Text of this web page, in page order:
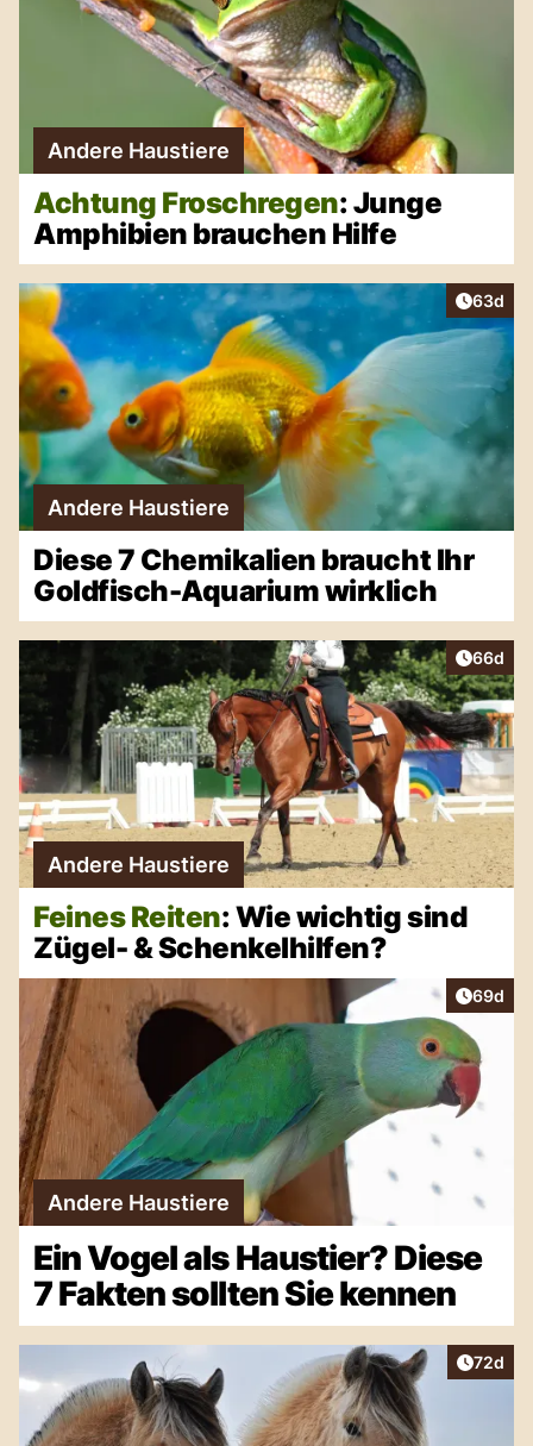
Andere Haustiere
Achtung Froschregen: Junge
Amphibien brauchen Hilfe
Artikel
63d
Andere Haustiere
Diese 7 Chemikalien braucht Ihr
Goldfisch-Aquarium wirklich
Artikel
66d
Andere Haustiere
Feines Reiten: Wie wichtig sind
Zügel- & Schenkelhilfen?
Artikel
69d
Andere Haustiere
Ein Vogel als Haustier? Diese
7 Fakten sollten Sie kennen
Artikel
72d